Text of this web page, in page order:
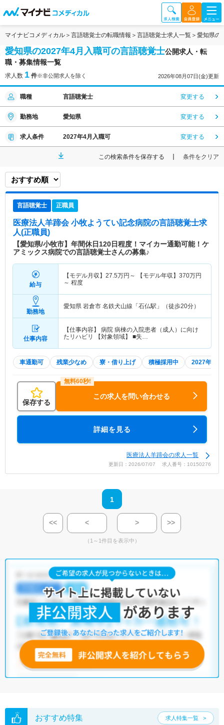
マイナビコメディカル 言語聴覚士の転職情報 言語聴覚士求人一覧 愛知県の
愛知県の2027年4月入職可の言語聴覚士公開求人・転
職・募集情報一覧
求人数 1 件※非公開求人を除く 2026年08月07日(金)更新
職種 言語聴覚士 変更する
勤務地 愛知県 変更する
求人条件 2027年4月入職可 変更する
この検索条件を保存する 条件をクリア
言語聴覚士 正職員
医療法人羊蹄会 小牧ようてい記念病院の言語聴覚士求
人(正職員)
【愛知県/小牧市】年間休日120日程度！マイカー通勤可能！ケ
アミックス病院での言語聴覚士さんの募集♪
給与
【モデル月収】 27.5万円～ 【モデル年収】 370万円
～ 程度
勤務地
愛知県 岩倉市 名鉄犬山線「石仏駅」（徒歩20分）
仕事内容
【仕事内容】 病院 病棟の入院患者（成人）に向け
たリハビリ 【対象領域】 ■失…
車通勤可 残業少なめ 寮・借り上げ 積極採用中 2027年4月
保存する
この求人を問い合わせる
詳細を見る
医療法人羊蹄会の求人一覧
更新日：2026/07/07 求人番号：10150276
1
<< < > >>
（1～1件目を表示中）
おすすめ特集 求人特集一覧